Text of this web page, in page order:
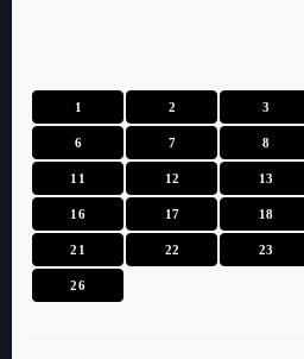
1 2 3
6 7 8
11 12 13
16 17 18
21 22 23
26